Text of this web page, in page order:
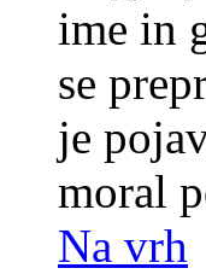
ime in
se
je
moral
Na vrh